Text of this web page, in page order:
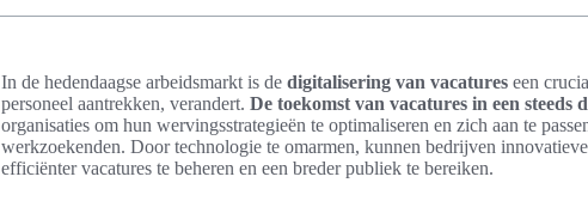
In de hedendaagse arbeidsmarkt is de digitalisering van vacatures een
personeel aantrekken, verandert. De toekomst van vacatures in een steeds
organisaties om hun wervingsstrategieën te optimaliseren en zich aan te
werkzoekenden. Door technologie te omarmen, kunnen bedrijven
efficiënter vacatures te beheren en een breder publiek te bereiken.